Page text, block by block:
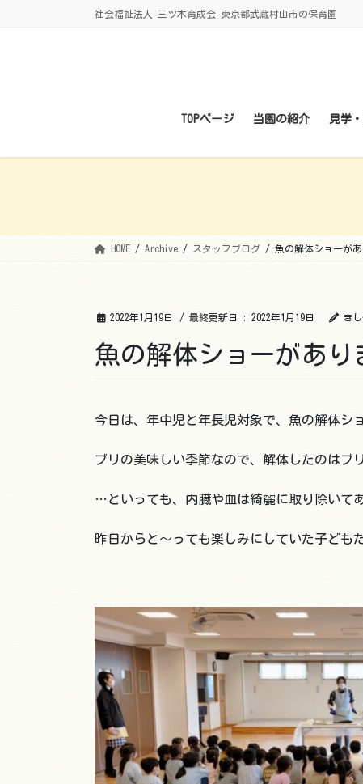
社会福祉法人 三ツ木育成会 東京都武蔵村山市の保育園
TOPページ 当園の紹介 見学
HOME Archive スタッフブログ 魚の解体ショーがあ
2022年1月19日 / 最終更新日 : 2022年1月19日 き
魚の解体ショーがあり
今日は、年中児と年長児対象で、魚の解体シ
ブリの美味しい季節なので、解体したのはブ
…といっても、内臓や血は綺麗に取り除いて
昨日からと～っても楽しみにしていた子ども